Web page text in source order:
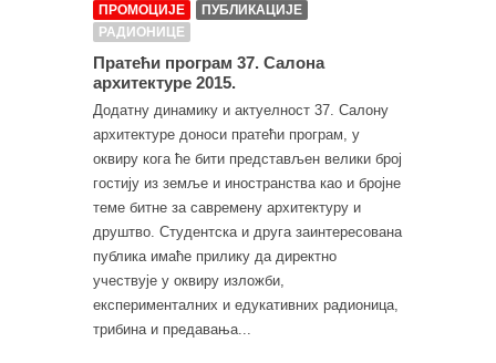
ПРОМОЦИЈЕ
ПУБЛИКАЦИЈЕ
РАДИОНИЦЕ
Пратећи програм 37. Салона
архитектуре 2015.
Додатну динамику и актуелност 37. Салону
архитектуре доноси пратећи програм, у
оквиру кога ће бити представљен велики број
гостију из земље и иностранства као и бројне
теме битне за савремену архитектуру и
друштво. Студентска и друга заинтересована
публика имаће прилику да директно
учествује у оквиру изложби,
експерименталних и едукативних радионица,
трибина и предавања...